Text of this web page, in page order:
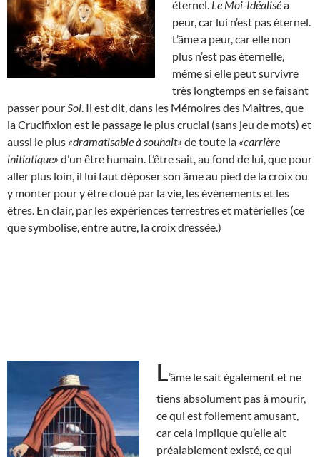
éternel. Le Moi-Idéaliséa
peur, car lui n’est pas éternel.
L’âme a peur, car elle non
plus n’est pas éternelle,
même si elle peut survivre
très longtemps en se faisant
passer pour Soi . Il est dit, dans les Mémoires des Maîtres, que
la Crucifixion est le passage le plus crucial (sans jeu de mots) et
aussi le plus «dramatisable à souhait» de toute la «carrière
initiatique» d’un être humain. L’être sait, au fond de lui, que pour
aller plus loin, il lui faut déposer son âme au pied de la croix ou
y monter pour y être cloué par la vie, les évènements et les
êtres. En clair, par les expériences terrestres et matérielles (ce
que symbolise, entre autre, la croix dressée.)
L’âme le sait également et ne
tiens absolument pas à mourir,
ce qui est follement amusant,
car cela implique qu’elle ait
préalablement existé, ce qui